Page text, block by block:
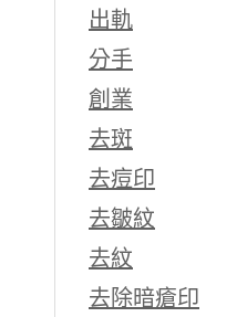
出軌
分手
創業
去斑
去痘印
去皺紋
去紋
去除暗瘡印